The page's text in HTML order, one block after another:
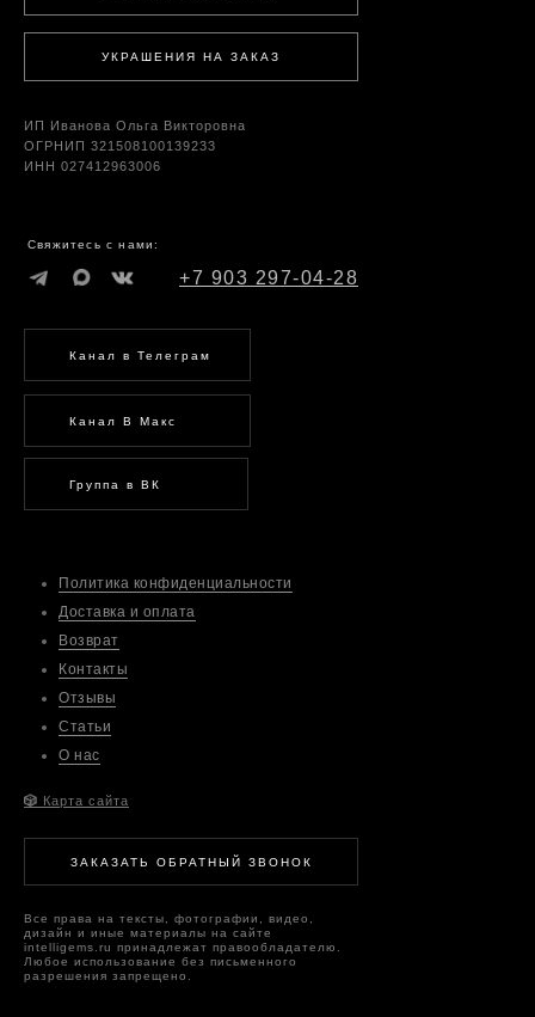
ЗАКАЗАТЬ ОБРАТНЫЙ ЗВОНОК
Все права на тексты, фотографии, видео,
дизайн и иные материалы на сайте
intelligems.ru принадлежат правообладателю.
Любое использование без письменного
разрешения запрещено.
УКРАШЕНИЯ НА ЗАКАЗ
Политика конфиденциальности
Доставка и оплата
Возврат
Контакты
Отзывы
Статьи
О нас
+7 903 297-04-28
Канал В Макс
Группа в ВК
Канал в Телеграм
Свяжитесь с нами:
🎲 Карта сайта
ИП Иванова Ольга Викторовна
ОГРНИП 321508100139233
ИНН 027412963006